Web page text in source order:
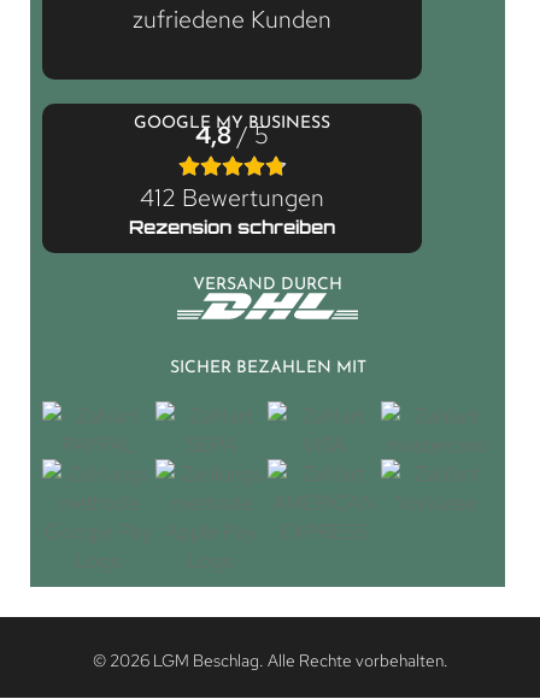
zufriedene Kunden
GOOGLE MY BUSINESS
4,8/ 5
412 Bewertungen
Rezension schreiben
VERSAND DURCH
SICHER BEZAHLEN MIT
© 2026 LGM Beschlag. Alle Rechte vorbehalten.